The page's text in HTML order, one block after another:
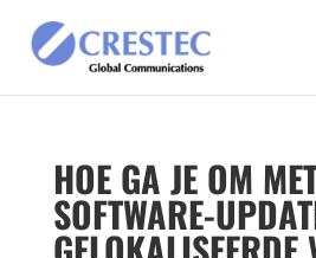
HOE GA JE OM
SOFTWARE-